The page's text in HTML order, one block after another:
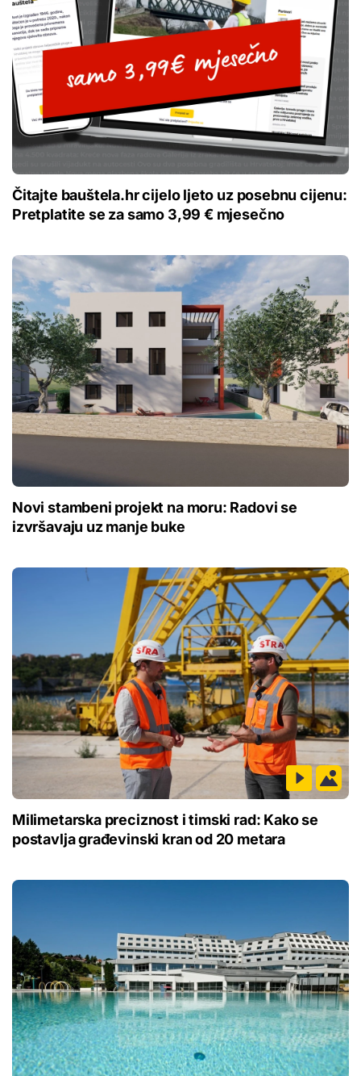
Čitajte bauštela.hr cijelo ljeto uz posebnu cijenu:
Pretplatite se za samo 3,99 € mjesečno
Novi stambeni projekt na moru: Radovi se
izvršavaju uz manje buke
Milimetarska preciznost i timski rad: Kako se
postavlja građevinski kran od 20 metara